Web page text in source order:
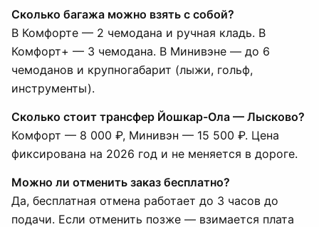
Сколько багажа можно взять с собой?
В Комфорте — 2 чемодана и ручная кладь. В
Комфорт+ — 3 чемодана. В Минивэне — до 6
чемоданов и крупногабарит (лыжи, гольф,
инструменты).
Сколько стоит трансфер Йошкар-Ола — Лысково?
Комфорт — 8 000 ₽, Минивэн — 15 500 ₽. Цена
фиксирована на 2026 год и не меняется в дороге.
Можно ли отменить заказ бесплатно?
Да, бесплатная отмена работает до 3 часов до
подачи. Если отменить позже — взимается плата